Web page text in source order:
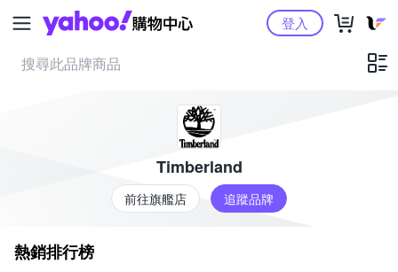
Yahoo購物中心登入
Timberland
前往旗艦店 追蹤品牌
熱銷排行榜